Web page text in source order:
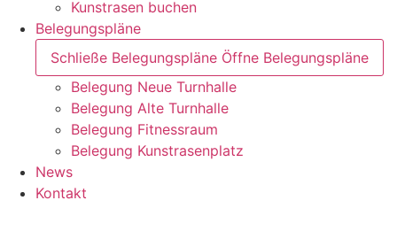
Kunstrasen buchen
Belegungspläne
Schließe Belegungspläne Öffne Belegungspläne
Belegung Neue Turnhalle
Belegung Alte Turnhalle
Belegung Fitnessraum
Belegung Kunstrasenplatz
News
Kontakt